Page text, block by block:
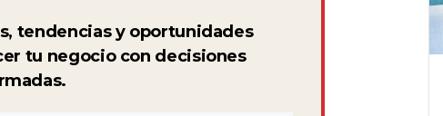
tendencias y oportunidades
tu negocio con decisiones